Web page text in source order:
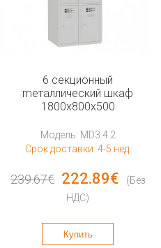
6 секционный
mеталлический шкаф
1800x800x500
Модель: MD3.4.2
Срок доставки: 4-5 нед.
239.67€ 222.89€
(Без
НДС)
Купить